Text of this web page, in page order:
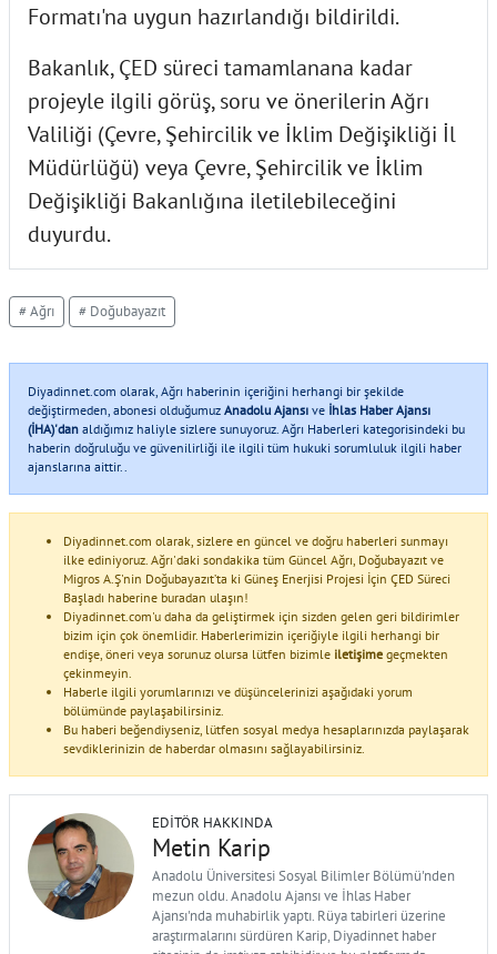
Formatı'na uygun hazırlandığı bildirildi.
Bakanlık, ÇED süreci tamamlanana kadar
projeyle ilgili görüş, soru ve önerilerin Ağrı
Valiliği (Çevre, Şehircilik ve İklim Değişikliği İl
Müdürlüğü) veya Çevre, Şehircilik ve İklim
Değişikliği Bakanlığına iletilebileceğini
duyurdu.
# Ağrı # Doğubayazıt
Diyadinnet.com olarak, Ağrı haberinin içeriğini herhangi bir şekilde
değiştirmeden, abonesi olduğumuz Anadolu Ajansı ve İhlas Haber Ajansı
(İHA)'dan aldığımız haliyle sizlere sunuyoruz. Ağrı Haberleri kategorisindeki bu
haberin doğruluğu ve güvenilirliği ile ilgili tüm hukuki sorumluluk ilgili haber
ajanslarına aittir..
Diyadinnet.com olarak, sizlere en güncel ve doğru haberleri sunmayı
ilke ediniyoruz. Ağrı'daki sondakika tüm Güncel Ağrı, Doğubayazıt ve
Migros A.Ş'nin Doğubayazıt’ta ki Güneş Enerjisi Projesi İçin ÇED Süreci
Başladı haberine buradan ulaşın!
Diyadinnet.com'u daha da geliştirmek için sizden gelen geri bildirimler
bizim için çok önemlidir. Haberlerimizin içeriğiyle ilgili herhangi bir
endişe, öneri veya sorunuz olursa lütfen bizimle iletişime geçmekten
çekinmeyin.
Haberle ilgili yorumlarınızı ve düşüncelerinizi aşağıdaki yorum
bölümünde paylaşabilirsiniz.
Bu haberi beğendiyseniz, lütfen sosyal medya hesaplarınızda paylaşarak
sevdiklerinizin de haberdar olmasını sağlayabilirsiniz.
EDITÖR HAKKINDA
Metin Karip
Anadolu Üniversitesi Sosyal Bilimler Bölümü'nden
mezun oldu. Anadolu Ajansı ve İhlas Haber
Ajansı'nda muhabirlik yaptı. Rüya tabirleri üzerine
araştırmalarını sürdüren Karip, Diyadinnet haber